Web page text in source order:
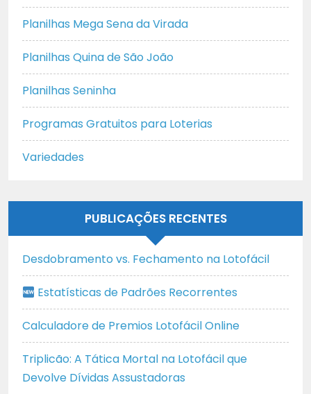
Planilhas Mega Sena da Virada
Planilhas Quina de São João
Planilhas Seninha
Programas Gratuitos para Loterias
Variedades
PUBLICAÇÕES RECENTES
Desdobramento vs. Fechamento na Lotofácil
Estatísticas de Padrões Recorrentes
Calculadore de Premios Lotofácil Online
Triplicão: A Tática Mortal na Lotofácil que
Devolve Dívidas Assustadoras